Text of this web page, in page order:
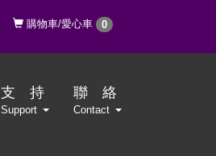
購物車/愛心車 0
支 持
Support
聯 絡
Contact